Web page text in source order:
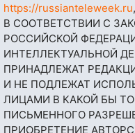
https://russianteleweek.ru,
В СООТВЕТСТВИИ С
РОССИЙСКОЙ
ИНТЕЛЛЕКТУАЛЬНОЙ
ПРИНАДЛЕЖАТ
И НЕ ПОДЛЕЖАТ
ЛИЦАМИ В КАКОЙ БЫ
ПИСЬМЕННОГО
ПРИОБРЕТЕНИЕ